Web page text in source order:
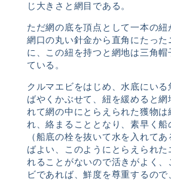
じ大きさと網目である。
ただ網の底を頂点として一本の紐
網口の丸い針金から直角にたっ
に、この紐を持つと網地は三角帽
ている。
クルマエビをはじめ、水底にいる
ばやくかぶせて、紐を緩めると網
れて網の中にとらえられた獲物は
れ、絡まることとなり、素早く船
（船底の栓を抜いて水を入れて
ばよい、このようにとらえられた
れることがないので活きがよく、
ビであれば、鮮度を尊重するので